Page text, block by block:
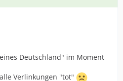
Deutschland" im Moment
Verlinkungen "tot"